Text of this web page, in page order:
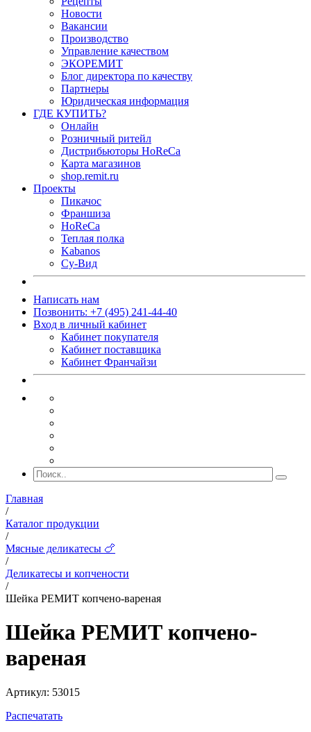
Новости
Вакансии
Производство
Управление качеством
ЭКОРЕМИТ
Блог директора по качеству
Партнеры
Юридическая информация
ГДЕ КУПИТЬ?
Онлайн
Розничный ритейл
Дистрибьюторы HoReCa
Карта магазинов
shop.remit.ru
Проекты
Пикачос
Франшиза
HoReCa
Теплая полка
Kabanos
Су-Вид
Написать нам
Позвонить: +7 (495) 241-44-40
Вход в личный кабинет
Кабинет покупателя
Кабинет поставщика
Кабинет Франчайзи
Главная
/
Каталог продукции
/
Мясные деликатесы 🍗
/
Деликатесы и копчености
/
Шейка РЕМИТ копчено-вареная
Шейка РЕМИТ копчено-
вареная
Артикул: 53015
Распечатать